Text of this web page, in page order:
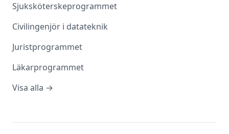
Sjuksköterskeprogrammet
Civilingenjör i datateknik
Juristprogrammet
Läkarprogrammet
Visa alla →